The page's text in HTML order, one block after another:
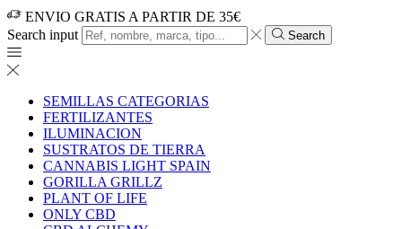
ENVIO GRATIS A PARTIR DE 35€
Search input
Search
SEMILLAS CATEGORIAS
FERTILIZANTES
ILUMINACION
SUSTRATOS DE TIERRA
CANNABIS LIGHT SPAIN
GORILLA GRILLZ
PLANT OF LIFE
ONLY CBD